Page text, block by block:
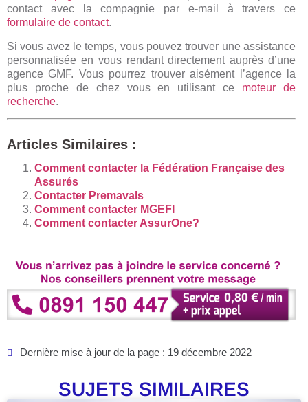
contact avec la compagnie par e-mail à travers ce
formulaire de contact.
Si vous avez le temps, vous pouvez trouver une assistance
personnalisée en vous rendant directement auprès d’une
agence GMF. Vous pourrez trouver aisément l’agence la
plus proche de chez vous en utilisant ce moteur de
recherche.
Articles Similaires :
Comment contacter la Fédération Française des
Assurés
Contacter Premavals
Comment contacter MGEFI
Comment contacter AssurOne?
Dernière mise à jour de la page : 19 décembre 2022
SUJETS SIMILAIRES